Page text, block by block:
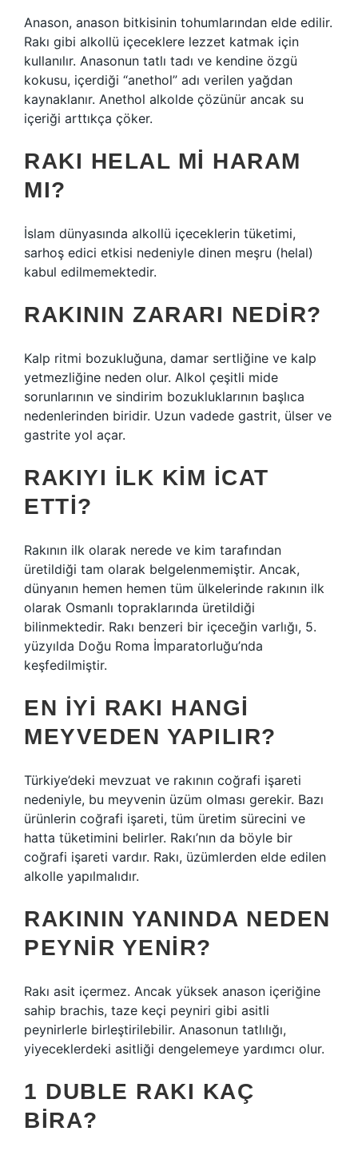
Anason, anason bitkisinin tohumlarından elde edilir.
Rakı gibi alkollü içeceklere lezzet katmak için
kullanılır. Anasonun tatlı tadı ve kendine özgü
kokusu, içerdiği “anethol” adı verilen yağdan
kaynaklanır. Anethol alkolde çözünür ancak su
içeriği arttıkça çöker.
RAKI HELAL MI HARAM
MI?
İslam dünyasında alkollü içeceklerin tüketimi,
sarhoş edici etkisi nedeniyle dinen meşru (helal)
kabul edilmemektedir.
RAKININ ZARARI NEDIR?
Kalp ritmi bozukluğuna, damar sertliğine ve kalp
yetmezliğine neden olur. Alkol çeşitli mide
sorunlarının ve sindirim bozukluklarının başlıca
nedenlerinden biridir. Uzun vadede gastrit, ülser ve
gastrite yol açar.
RAKIYI ILK KIM ICAT
ETTI?
Rakının ilk olarak nerede ve kim tarafından
üretildiği tam olarak belgelenmemiştir. Ancak,
dünyanın hemen hemen tüm ülkelerinde rakının ilk
olarak Osmanlı topraklarında üretildiği
bilinmektedir. Rakı benzeri bir içeceğin varlığı, 5.
yüzyılda Doğu Roma İmparatorluğu’nda
keşfedilmiştir.
EN IYI RAKI HANGI
MEYVEDEN YAPILIR?
Türkiye’deki mevzuat ve rakının coğrafi işareti
nedeniyle, bu meyvenin üzüm olması gerekir. Bazı
ürünlerin coğrafi işareti, tüm üretim sürecini ve
hatta tüketimini belirler. Rakı’nın da böyle bir
coğrafi işareti vardır. Rakı, üzümlerden elde edilen
alkolle yapılmalıdır.
RAKININ YANINDA NEDEN
PEYNIR YENIR?
Rakı asit içermez. Ancak yüksek anason içeriğine
sahip brachis, taze keçi peyniri gibi asitli
peynirlerle birleştirilebilir. Anasonun tatlılığı,
yiyeceklerdeki asitliği dengelemeye yardımcı olur.
1 DUBLE RAKI KAÇ
BIRA?